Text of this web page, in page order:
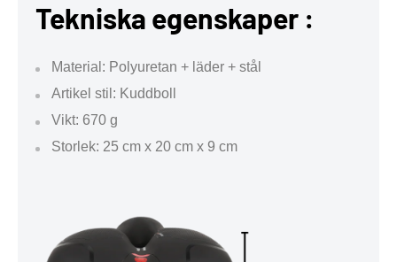
Tekniska egenskaper :
Material: Polyuretan + läder + stål
Artikel stil: Kuddboll
Vikt: 670 g
Storlek: 25 cm x 20 cm x 9 cm